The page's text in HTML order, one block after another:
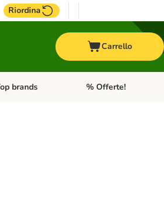
Riordina
Carrello
Menu Categoria: Cavalli
brands Apri Menu Categoria:
% Offerte!